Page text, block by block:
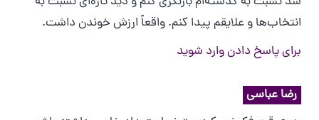
انتخاب‌ها و علایقم پیدا کنم. واقعاً ارزش خوندن داشت.
برای پاسخ دادن وارد شوید
رضا عباسی